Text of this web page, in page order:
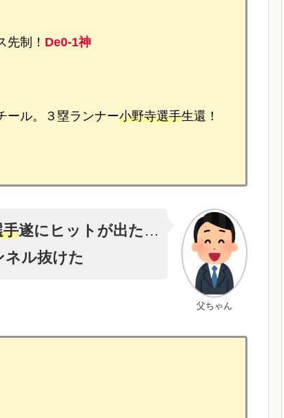
制！ De0-1神
ール。３塁ランナー小野寺選手生還！
父ちゃん
手遂にヒットが出た …
ネル抜けた